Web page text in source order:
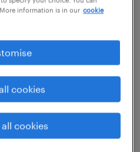
z nowoczesnymi
i ustawianie
wytaczarek
Heidenhain, Fanuc
zadań należeć będzie
information is in our cookie
cookies
cookies